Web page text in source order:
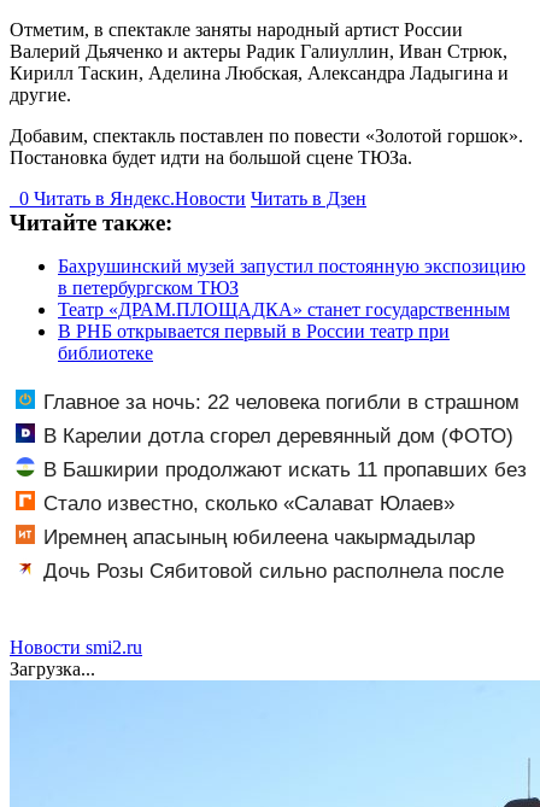
Отметим, в спектакле заняты народный артист России
Валерий Дьяченко и актеры Радик Галиуллин, Иван Стрюк,
Кирилл Таскин, Аделина Любская, Александра Ладыгина и
другие.
Добавим, спектакль поставлен по повести «Золотой горшок».
Постановка будет идти на большой сцене ТЮЗа.
0 Читать в Яндекс.Новости Читать в Дзен
Читайте также:
Бахрушинский музей запустил постоянную экспозицию
в петербургском ТЮЗ
Театр «ДРАМ.ПЛОЩАДКА» станет государственным
В РНБ открывается первый в России театр при
библиотеке
Главное за ночь: 22 человека погибли в страшном
ДТП, а россияне жалуются на отдых в Турции
В Карелии дотла сгорел деревянный дом (ФОТО)
В Башкирии продолжают искать 11 пропавших без
вестиСтало известно, сколько «Салават Юлаев»
получил от СКА в сделке по Бландиси
Иремнең апасының юбилеена чакырмадылар
Дочь Розы Сябитовой сильно располнела после
Новости smi2.ru
Загрузка...